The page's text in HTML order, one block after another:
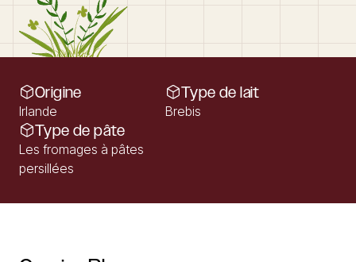
Origine
Irlande
Type de lait
Brebis
Type de pâte
Les fromages à pâtes
persillées